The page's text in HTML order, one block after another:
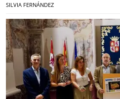
SILVIA FERNÁNDEZ